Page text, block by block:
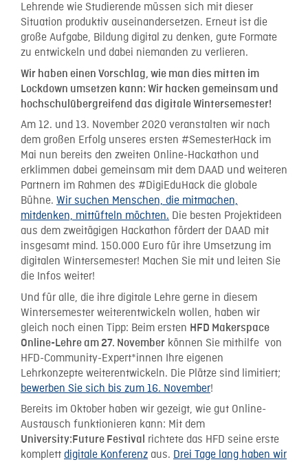
Lehrende wie Studierende müssen sich mit dieser
Situation produktiv auseinandersetzen. Erneut ist die
große Aufgabe, Bildung digital zu denken, gute Formate
zu entwickeln und dabei niemanden zu verlieren.
Wir haben einen Vorschlag, wie man dies mitten im
Lockdown umsetzen kann: Wir hacken gemeinsam und
hochschulübergreifend das digitale Wintersemester!
Am 12. und 13. November 2020 veranstalten wir nach
dem großen Erfolg unseres ersten #SemesterHack im
Mai nun bereits den zweiten Online-Hackathon und
erklimmen dabei gemeinsam mit dem DAAD und weiteren
Partnern im Rahmen des #DigiEduHack die globale
Bühne. Wir suchen Menschen, die mitmachen,
mitdenken, mittüfteln möchten. Die besten Projektideen
aus dem zweitägigen Hackathon fördert der DAAD mit
insgesamt mind. 150.000 Euro für ihre Umsetzung im
digitalen Wintersemester! Machen Sie mit und leiten Sie
die Infos weiter!
Und für alle, die ihre digitale Lehre gerne in diesem
Wintersemester weiterentwickeln wollen, haben wir
gleich noch einen Tipp: Beim ersten HFD Makerspace
Online-Lehre am 27. November können Sie mithilfe von
HFD-Community-Expert*innen Ihre eigenen
Lehrkonzepte weiterentwickeln. Die Plätze sind limitiert;
bewerben Sie sich bis zum 16. November!
Bereits im Oktober haben wir gezeigt, wie gut Online-
Austausch funktionieren kann: Mit dem
University:Future Festival richtete das HFD seine erste
komplett digitale Konferenz aus. Drei Tage lang haben wir